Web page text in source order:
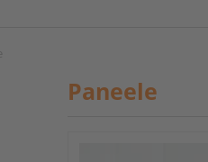
Paneele